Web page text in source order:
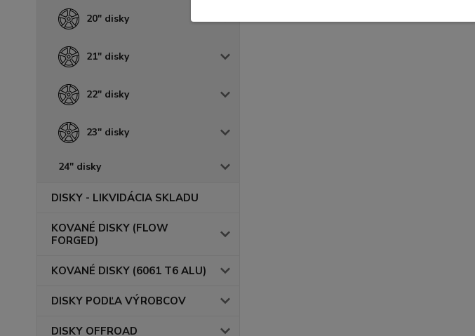
20" disky
21" disky
22" disky
23" disky
24" disky
DISKY - LIKVIDÁCIA SKLADU
KOVANÉ DISKY (FLOW
FORGED)
KOVANÉ DISKY (6061 T6 ALU)
DISKY PODĽA VÝROBCOV
DISKY OFFROAD